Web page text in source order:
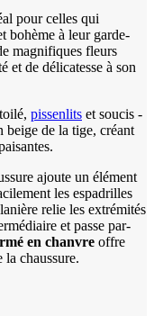
pour celles qui
bohème à leur garde-
magnifiques fleurs
et de délicatesse à son
pissenlits et soucis -
beige de la tige, créant
ajoute un élément
les espadrilles
relie les extrémités
et passe par-
en chanvre offre
chaussure.